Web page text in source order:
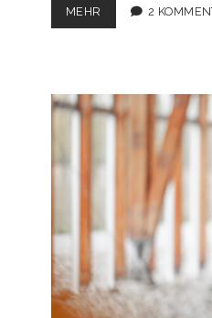
MEHR PLATTE
FLADEN
2